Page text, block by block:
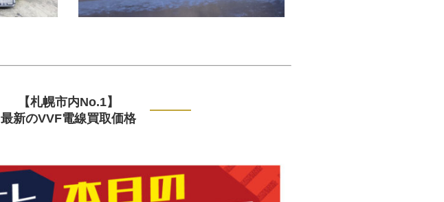
【札幌市内No.1】
最新のVVF電線買取価格